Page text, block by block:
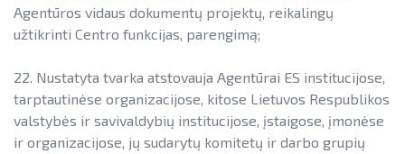
Agentūros vidaus dokumentų projektų, reikalingų
užtikrinti Centro funkcijas, parengimą;
22. Nustatyta tvarka atstovauja Agentūrai ES institucijose,
tarptautinėse organizacijose, kitose Lietuvos Respublikos
valstybės ir savivaldybių institucijose, įstaigose, įmonėse
ir organizacijose, jų sudarytų komitetų ir darbo grupių